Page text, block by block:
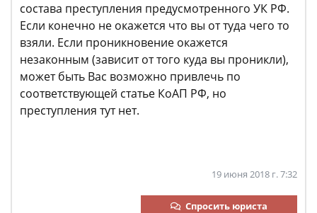
состава преступления предусмотренного УК РФ.
Если конечно не окажется что вы от туда чего то
взяли. Если проникновение окажется
незаконным (зависит от того куда вы проникли),
может быть Вас возможно привлечь по
соответствующей статье КоАП РФ, но
преступления тут нет.
19 июня 2018 г. 7:32
Спросить юриста